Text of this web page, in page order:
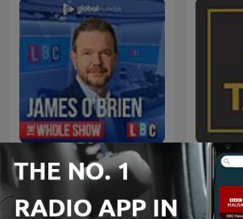
James O'Brien - The
Whole Show